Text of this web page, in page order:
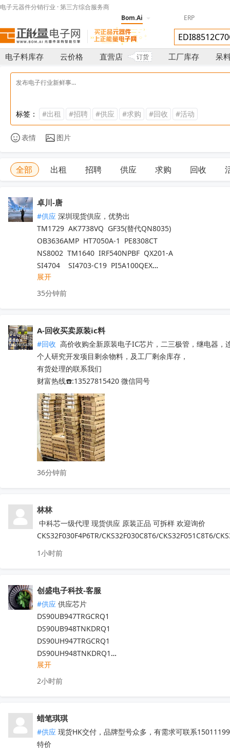
电子元器件分销行业 · 第三方综合服务商
Bom.Ai
ERP
电子料库存 云价格 直营店 订货 工厂库存 呆
标签： #出租 #招聘 #供应 #求购 #回收 #活动
表情 图片
全部 出租 招聘 供应 求购 回收
卓川-唐
#供应 深圳现货供应，优势出
TM1729  AK7738VQ  GF35(替代QN8035)
OB3636AMP  HT7050A-1  PE8308CT
NS8002  TM1640  IRF540NPBF  QX201-A
SI4704    SI4703-C19  PI5A100QEX
NCV8402ASTT1G  AW9967DNR  IRFB4227
TM1650  TM2312  TDA7576B  CD1517CP
LT8645SEV  SGM4553YN8G/TR
5V41285PGGI  10M16SAU169C8G  EPM570T100C5N
PT7M3808G33TAEX  RDA5807M  WM8728SEDS/R
SY6874DBC  SY8063DBC  CS3818EO  SI4755
PL8332G  OB2734DCCPA-H  OB2009DACPA-D
QN8065  IR2011STRPBF  NSA2092
STM32L071RZH6  STM32G070RBT6
STM8S005K6T6   STM8S207R8T6
STM8L052R8T6   STM32G030C8T6
STM8S103F3P6TR  TPA3116D2DADR
TDA7786  TDA7786TR  TDA7786C
TDA7708CB  TDA7708LX  TDA7850
HFDA801A-VYT  TDA7388  TDA7851L
NJM2816GM1-51A-TE2  APM32F407ZGT6
N32G030C8L7  QN8035-SAEN  TDA8920CTH
MX25L6433FM2I-08G  F50L2G41XA-104YG2B
PT16556-LQ  LV5683P-E  TA75458P
TEA6856AHN  RDA5807M  STM32F042F4P6
IRS2092STRPBF  EN25QH64A-104HIP
CS3820EO  M12L128168A-6TG2N
代理天微，贝岭，泰德，能芯，福芯，红芯微
晶源微，友达，UTC，纳芯威，芯电元等品牌
深圳原装现货当天可送，1000+型号现货欢迎咨询
Q:2581140881
展开
35分钟前
A-回收买卖原装ic料
#回收 高价收购全新原装电子IC芯片，二三极管，继电器，
个人研究开发项目剩余物料，及工厂剩余库存，
有货处理的联系我们
财富热线☎️:13527815420 微信同号
36分钟前
林林
CKS32F030F4P6TR/CKS32F030C8T6/CKS32F051C8T6/
1小时前
创盛电子科技-客服
#供应 供应芯片
DS90UB947TRGCRQ1
DS90UB948TNKDRQ1
DS90UH947TRGCRQ1
DS90UH948TNKDRQ1
DS83822IRHBR
DS250DF810ABVR
LM5101AMX
现货靓货！不容错过！
收起
展开
2小时前
蜡笔琪琪
#供应 现货HK交付，品牌型号众多，有需求可联系
特价